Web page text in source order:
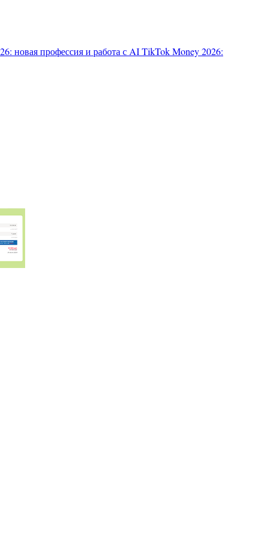
новая профессия и работа с AITikTok Money 2026: